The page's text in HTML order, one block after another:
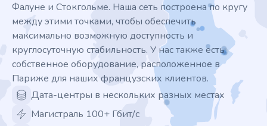
Фалуне и Стокгольме. Наша сеть построена по кругу
между этими точками, чтобы обеспечить
максимально возможную доступность и
круглосуточную стабильность. У нас также есть
собственное оборудование, расположенное в
Париже для наших французских клиентов.
Дата-центры в нескольких разных местах
Магистраль 100+ Гбит/с